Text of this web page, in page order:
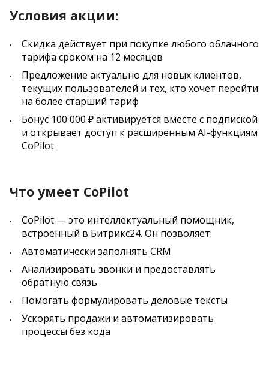
Условия акции:
Скидка действует при покупке любого облачного
тарифа сроком на 12 месяцев
Предложение актуально для новых клиентов,
текущих пользователей и тех, кто хочет перейти
на более старший тариф
Бонус 100 000 ₽ активируется вместе с подпиской
и открывает доступ к расширенным AI-функциям
CoPilot
Что умеет CoPilot
CoPilot — это интеллектуальный помощник,
встроенный в Битрикс24. Он позволяет:
Автоматически заполнять CRM
Анализировать звонки и предоставлять
обратную связь
Помогать формулировать деловые тексты
Ускорять продажи и автоматизировать
процессы без кода